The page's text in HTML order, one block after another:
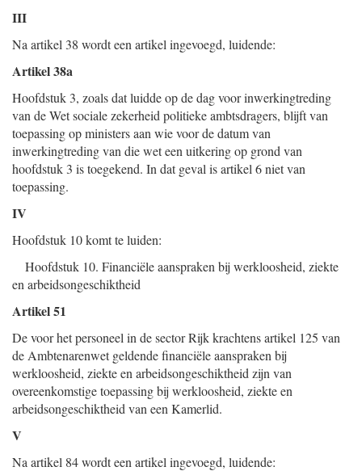
III
Na artikel 38 wordt een artikel ingevoegd, luidende:
Artikel 38a
Hoofdstuk 3, zoals dat luidde op de dag voor inwerkingtreding
van de Wet sociale zekerheid politieke ambtsdragers, blijft van
toepassing op ministers aan wie voor de datum van
inwerkingtreding van die wet een uitkering op grond van
hoofdstuk 3 is toegekend. In dat geval is artikel 6 niet van
toepassing.
IV
Hoofdstuk 10 komt te luiden:
Hoofdstuk 10. Financiële aanspraken bij werkloosheid, ziekte
en arbeidsongeschiktheid
Artikel 51
De voor het personeel in de sector Rijk krachtens artikel 125 van
de Ambtenarenwet geldende financiële aanspraken bij
werkloosheid, ziekte en arbeidsongeschiktheid zijn van
overeenkomstige toepassing bij werkloosheid, ziekte en
arbeidsongeschiktheid van een Kamerlid.
V
Na artikel 84 wordt een artikel ingevoegd, luidende: